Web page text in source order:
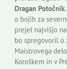
Dragan Potočnik
o bojih za
prejel najvišjo
bo spregovoril o
Maistrovega
Koroškem in v